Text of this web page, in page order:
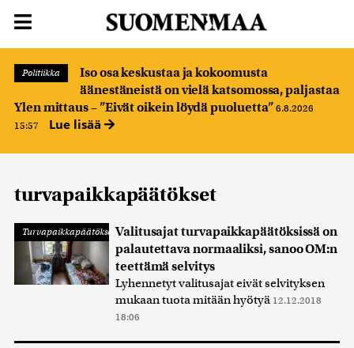
Politiikka
Iso osa keskustaa ja kokoomusta
äänestäneistä on vielä katsomossa, paljastaa
Ylen mittaus – ”Eivät oikein löydä puoluetta” 6.8.2026
15:57
Lue lisää
turvapaikkapäätökset
Turvapaikkapäätökset Valitusajat turvapaikkapäätöksissä on
palautettava normaaliksi, sanoo OM:n
teettämä selvitys
Lyhennetyt valitusajat eivät selvityksen
mukaan tuota mitään hyötyä 12.12.2018
18:06